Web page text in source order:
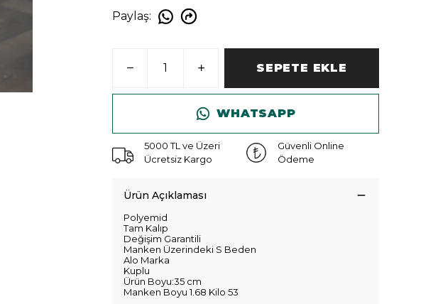
Paylaş:
SEPETE EKLE
WHATSAPP
5000 TL ve Üzeri
Ücretsiz Kargo
Güvenli Online
Ödeme
Ürün Açıklaması
Polyemid
Tam Kalıp
Değişim Garantili
Manken Üzerindeki S Beden
Alo Marka
Kuplu
Ürün Boyu:35 cm
Manken Boyu 1.68 Kilo 53